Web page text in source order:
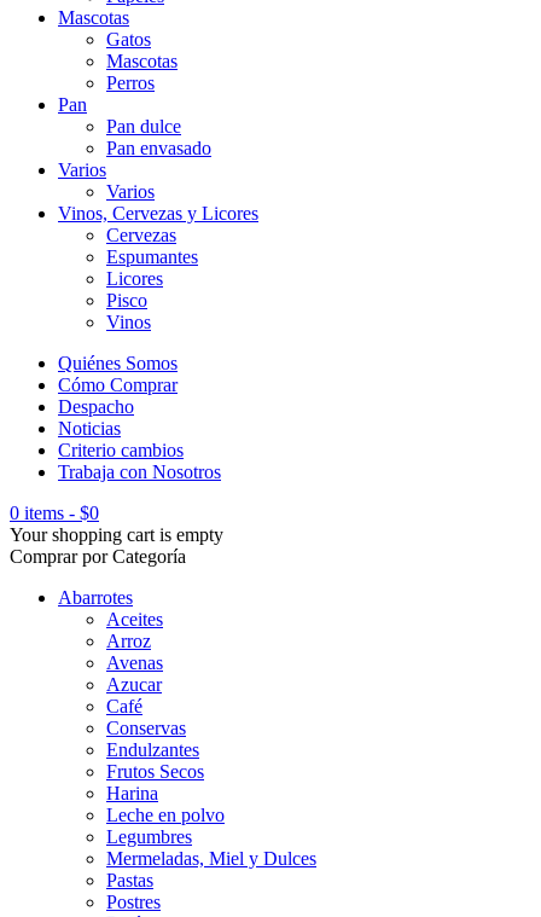
Mascotas
Gatos
Mascotas
Perros
Pan
Pan dulce
Pan envasado
Varios
Varios
Vinos, Cervezas y Licores
Cervezas
Espumantes
Licores
Pisco
Vinos
Quiénes Somos
Cómo Comprar
Despacho
Noticias
Criterio cambios
Trabaja con Nosotros
0 items - $0
Your shopping cart is empty
Comprar por Categoría
Abarrotes
Aceites
Arroz
Avenas
Azucar
Café
Conservas
Endulzantes
Frutos Secos
Harina
Leche en polvo
Legumbres
Mermeladas, Miel y Dulces
Pastas
Postres